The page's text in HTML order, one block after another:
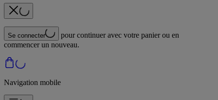
Se connecter
pour continuer avec votre panier ou en
commencer un nouveau.
Navigation mobile